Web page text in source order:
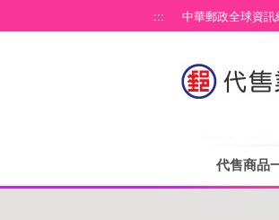
::: 中華郵政全球資訊
代售商品